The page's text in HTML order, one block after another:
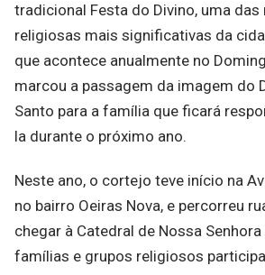
tradicional Festa do Divino, uma
religiosas mais significativas da
que acontece anualmente no
marcou a passagem da imagem do
Santo para a família que ficará
la durante o próximo ano.
Neste ano, o cortejo teve início na
no bairro Oeiras Nova, e percorreu
chegar à Catedral de Nossa
famílias e grupos religiosos